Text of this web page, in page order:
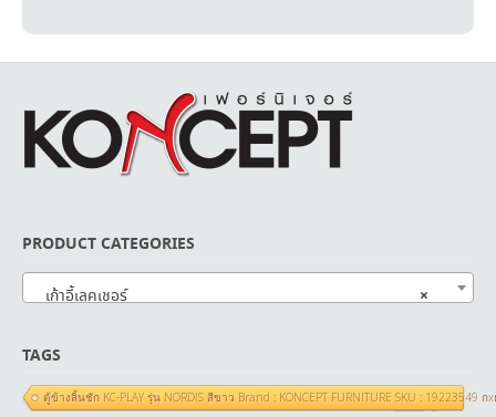
PRODUCT CATEGORIES
×
เก้าอี้เลคเชอร์
TAGS
ตู้ข้างลิ้นชัก KC-PLAY รุ่น NORDIS สีขาว Brand : KONCEPT FURNITURE SKU : 19223549 ก